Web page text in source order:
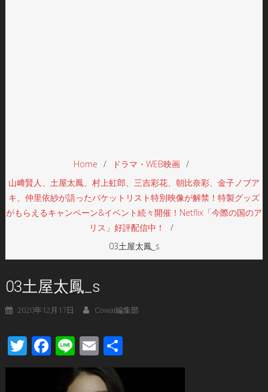
Home
ドラマ・WEB映画
山﨑賢人、土屋太鳳、村上虹郎、三吉彩花、朝比奈彩、金子ノブア
キ、仲里依紗が語ったバケットリスト特別映像が解禁！特製グッズ
がもらえるキャンペーン&イベント続々開催！Netflix「今際の国のア
リス」好評配信中！
03土屋太鳳_s
03土屋太鳳_s
2020年12月17日 Cowai編集部
Twitter
Facebook
LineEmail
有